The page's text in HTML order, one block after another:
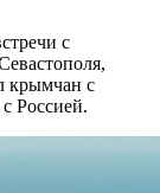
с
крымчан с
Россией.